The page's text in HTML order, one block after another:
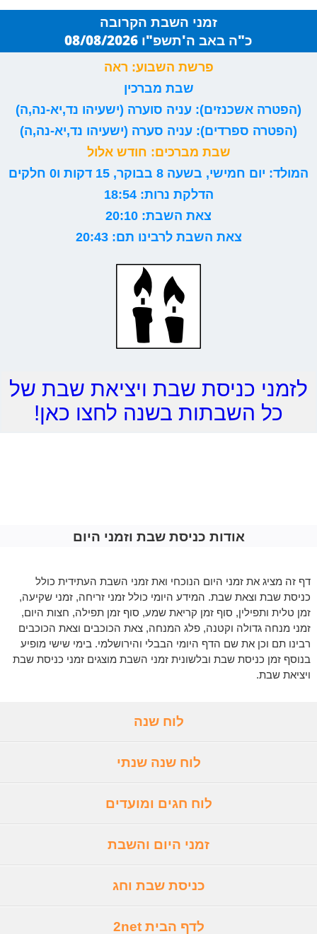
זמני השבת הקרובה
כ"ה באב ה'תשפ"ו 08/08/2026
פרשת השבוע: ראה
שבת מברכין
(הפטרה אשכנזים): עניה סוערה (ישעיהו נד,יא-נה,ה)
(הפטרה ספרדים): עניה סערה (ישעיהו נד,יא-נה,ה)
שבת מברכים: חודש אלול
המולד: יום חמישי, בשעה 8 בבוקר, 15 דקות ו0 חלקים
הדלקת נרות: 18:54
צאת השבת: 20:10
צאת השבת לרבינו תם: 20:43
לזמני כניסת שבת ויציאת שבת של
כל השבתות בשנה לחצו כאן!
אודות כניסת שבת וזמני היום
דף זה מציג את זמני היום הנוכחי ואת זמני השבת העתידית כולל
כניסת שבת וצאת שבת. המידע היומי כולל זמני זריחה, זמני שקיעה,
זמן טלית ותפילין, סוף זמן קריאת שמע, סוף זמן תפילה, חצות היום,
זמני מנחה גדולה וקטנה, פלג המנחה, צאת הכוכבים וצאת הכוכבים
רבינו תם וכן את שם הדף היומי הבבלי והירושלמי. בימי שישי מופיע
בנוסף זמן כניסת שבת ובלשונית זמני השבת מוצגים זמני כניסת שבת
ויציאת שבת.
לוח שנה
לוח שנה שנתי
לוח חגים ומועדים
זמני היום והשבת
כניסת שבת וחג
לדף הבית 2net